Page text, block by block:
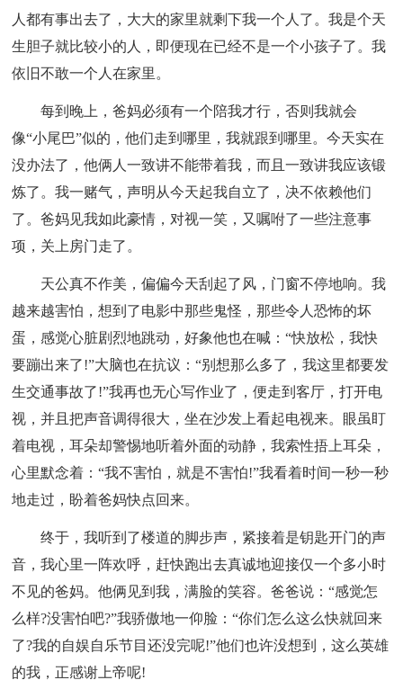
人都有事出去了，大大的家里就剩下我一个人了。我是个天
生胆子就比较小的人，即便现在已经不是一个小孩子了。我
依旧不敢一个人在家里。
每到晚上，爸妈必须有一个陪我才行，否则我就会
像“小尾巴”似的，他们走到哪里，我就跟到哪里。今天实在
没办法了，他俩人一致讲不能带着我，而且一致讲我应该锻
炼了。我一赌气，声明从今天起我自立了，决不依赖他们
了。爸妈见我如此豪情，对视一笑，又嘱咐了一些注意事
项，关上房门走了。
天公真不作美，偏偏今天刮起了风，门窗不停地响。我
越来越害怕，想到了电影中那些鬼怪，那些令人恐怖的坏
蛋，感觉心脏剧烈地跳动，好象他也在喊：“快放松，我快
要蹦出来了!”大脑也在抗议：“别想那么多了，我这里都要发
生交通事故了!”我再也无心写作业了，便走到客厅，打开电
视，并且把声音调得很大，坐在沙发上看起电视来。眼虽盯
着电视，耳朵却警惕地听着外面的动静，我索性捂上耳朵，
心里默念着：“我不害怕，就是不害怕!”我看着时间一秒一秒
地走过，盼着爸妈快点回来。
终于，我听到了楼道的脚步声，紧接着是钥匙开门的声
音，我心里一阵欢呼，赶快跑出去真诚地迎接仅一个多小时
不见的爸妈。他俩见到我，满脸的笑容。爸爸说：“感觉怎
么样?没害怕吧?”我骄傲地一仰脸：“你们怎么这么快就回来
了?我的自娱自乐节目还没完呢!”他们也许没想到，这么英雄
的我，正感谢上帝呢!